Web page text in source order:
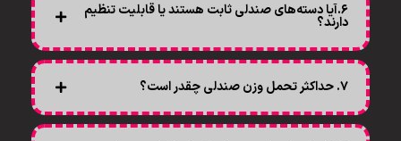
۶.آیا دسته‌های صندلی ثابت هستند یا قابلیت تنظیم
دارند؟
۷. حداکثر تحمل وزن صندلی چقدر است؟